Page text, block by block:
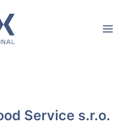
Service s.r.o.